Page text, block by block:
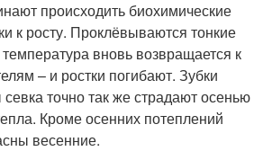
происходить биохимические
к росту. Проклёвываются тонкие
температура вновь возвращается к
– и ростки погибают. Зубки
точно так же страдают осенью
Кроме осенних потеплений
весенние.